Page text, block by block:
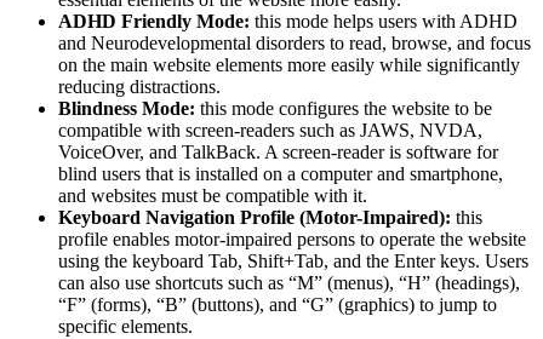
ADHD Friendly Mode: this mode helps users with ADHD
and Neurodevelopmental disorders to read, browse, and focus
on the main website elements more easily while significantly
reducing distractions.
Blindness Mode: this mode configures the website to be
compatible with screen-readers such as JAWS, NVDA,
VoiceOver, and TalkBack. A screen-reader is software for
blind users that is installed on a computer and smartphone,
and websites must be compatible with it.
Keyboard Navigation Profile (Motor-Impaired): this
profile enables motor-impaired persons to operate the website
using the keyboard Tab, Shift+Tab, and the Enter keys. Users
can also use shortcuts such as “M” (menus), “H” (headings),
“F” (forms), “B” (buttons), and “G” (graphics) to jump to
specific elements.